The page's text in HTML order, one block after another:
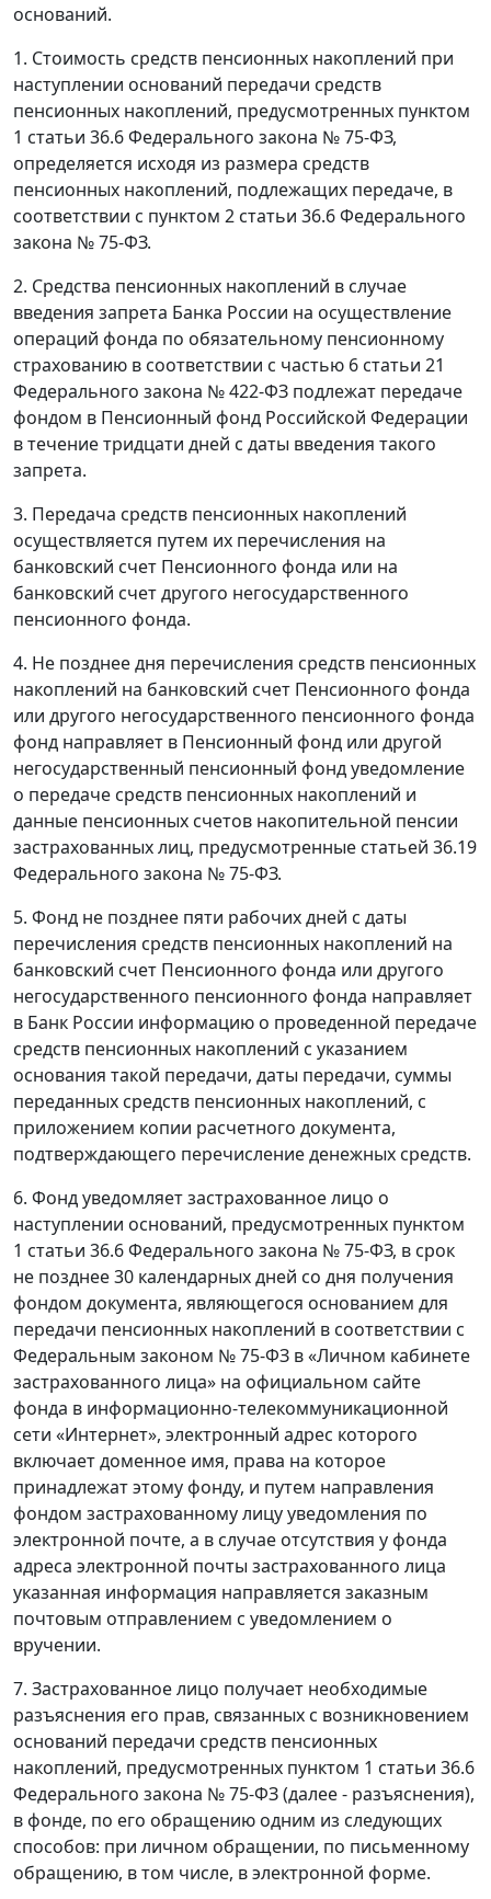
оснований.
1. Стоимость средств пенсионных накоплений при
наступлении оснований передачи средств
пенсионных накоплений, предусмотренных пунктом
1 статьи 36.6 Федерального закона № 75-ФЗ,
определяется исходя из размера средств
пенсионных накоплений, подлежащих передаче, в
соответствии с пунктом 2 статьи 36.6 Федерального
закона № 75-ФЗ.
2. Средства пенсионных накоплений в случае
введения запрета Банка России на осуществление
операций фонда по обязательному пенсионному
страхованию в соответствии с частью 6 статьи 21
Федерального закона № 422-ФЗ подлежат передаче
фондом в Пенсионный фонд Российской Федерации
в течение тридцати дней с даты введения такого
запрета.
3. Передача средств пенсионных накоплений
осуществляется путем их перечисления на
банковский счет Пенсионного фонда или на
банковский счет другого негосударственного
пенсионного фонда.
4. Не позднее дня перечисления средств пенсионных
накоплений на банковский счет Пенсионного фонда
или другого негосударственного пенсионного фонда
фонд направляет в Пенсионный фонд или другой
негосударственный пенсионный фонд уведомление
о передаче средств пенсионных накоплений и
данные пенсионных счетов накопительной пенсии
застрахованных лиц, предусмотренные статьей 36.19
Федерального закона № 75-ФЗ.
5. Фонд не позднее пяти рабочих дней с даты
перечисления средств пенсионных накоплений на
банковский счет Пенсионного фонда или другого
негосударственного пенсионного фонда направляет
в Банк России информацию о проведенной передаче
средств пенсионных накоплений с указанием
основания такой передачи, даты передачи, суммы
переданных средств пенсионных накоплений, с
приложением копии расчетного документа,
подтверждающего перечисление денежных средств.
6. Фонд уведомляет застрахованное лицо о
наступлении оснований, предусмотренных пунктом
1 статьи 36.6 Федерального закона № 75-ФЗ, в срок
не позднее 30 календарных дней со дня получения
фондом документа, являющегося основанием для
передачи пенсионных накоплений в соответствии с
Федеральным законом № 75-ФЗ в «Личном кабинете
застрахованного лица» на официальном сайте
фонда в информационно-телекоммуникационной
сети «Интернет», электронный адрес которого
включает доменное имя, права на которое
принадлежат этому фонду, и путем направления
фондом застрахованному лицу уведомления по
электронной почте, а в случае отсутствия у фонда
адреса электронной почты застрахованного лица
указанная информация направляется заказным
почтовым отправлением с уведомлением о
вручении.
7. Застрахованное лицо получает необходимые
разъяснения его прав, связанных с возникновением
оснований передачи средств пенсионных
накоплений, предусмотренных пунктом 1 статьи 36.6
Федерального закона № 75-ФЗ (далее - разъяснения),
в фонде, по его обращению одним из следующих
способов: при личном обращении, по письменному
обращению, в том числе, в электронной форме.